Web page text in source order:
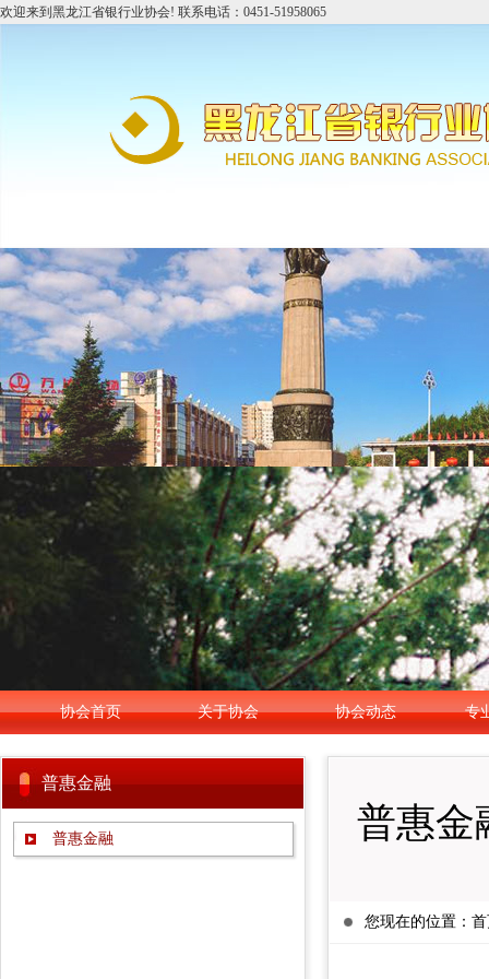
欢迎来到黑龙江省银行业协会! 联系电话：0451-51958065
协会首页 关于协会 协会动态 专
普惠金融
普惠金融 普惠金
您现在的位置：